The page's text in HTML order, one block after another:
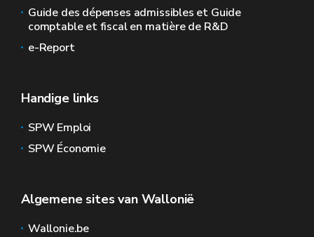
Guide des dépenses admissibles et Guide
comptable et fiscal en matière de R&D
e-Report
Handige links
SPW Emploi
SPW Économie
Algemene sites van Wallonië
Wallonie.be